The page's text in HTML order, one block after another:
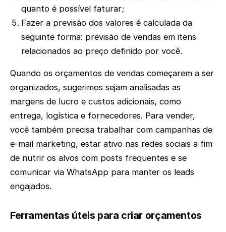
quanto é possível faturar;
Fazer a previsão dos valores é calculada da
seguinte forma: previsão de vendas em itens
relacionados ao preço definido por você.
Quando os orçamentos de vendas começarem a ser
organizados, sugerimos sejam analisadas as
margens de lucro e custos adicionais, como
entrega, logística e fornecedores. Para vender,
você também precisa trabalhar com campanhas de
e-mail marketing, estar ativo nas redes sociais a fim
de nutrir os alvos com posts frequentes e se
comunicar via WhatsApp para manter os leads
engajados.
Ferramentas úteis para criar orçamentos